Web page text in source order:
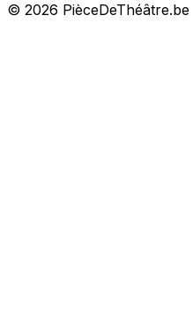
© 2026 PièceDeThéâtre.be